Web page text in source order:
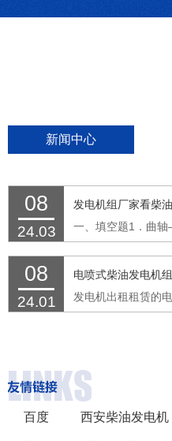
新闻中心
08
24.03
08
24.01
百度 西安柴油发电机